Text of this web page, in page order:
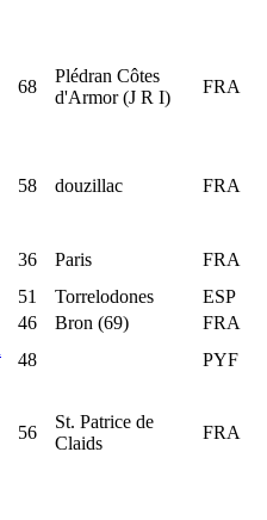
68
Plédran Côtes
d'Armor (J R I)
FRA
58 douzillac FRA
36 Paris
FRA
51 Torrelodones
ESP
46 Bron (69)
FRA
48 PYF
56
St. Patrice de
Claids
FRA